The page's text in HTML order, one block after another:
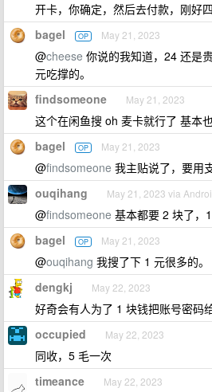
开卡，你确定，然后去付款，刚好
bagel OP May 21, 2023
@cheese 你说的我知道，24 还是
元吃撑的。
findsomeone May 21, 2023
这个在闲鱼搜 oh 麦卡就行了 基本
bagel OP May 21, 2023
@findsomeone 我主贴说了，要用
ouqihang May 21, 2023 via
@findsomeone 基本都要 2 块了，
bagel OP May 21, 2023
@ouqihang 我搜了下 1 元很多的。
dengkj May 22, 2023
好奇会有人为了 1 块钱把账号密码
occupied May 22, 2023
同收，5 毛一次
timeance May 22, 2023